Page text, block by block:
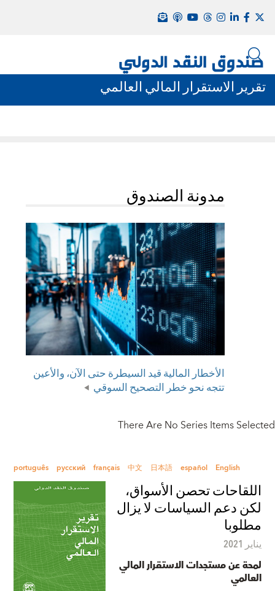
تقرير الاستقرار المالي العالمي
مدونة الصندوق
الأخطار المالية قيد السيطرة حتى الآن، والأعين
تتجه نحو خطر التصحيح السوقي
There Are No Series Items Selected
português русский français 中文 日本語 español English
اللقاحات تحصن الأسواق،
لكن دعم السياسات لا يزال
مطلوبا
يناير 2021
لمحة عن مستجدات الاستقرار المالي
العالمي